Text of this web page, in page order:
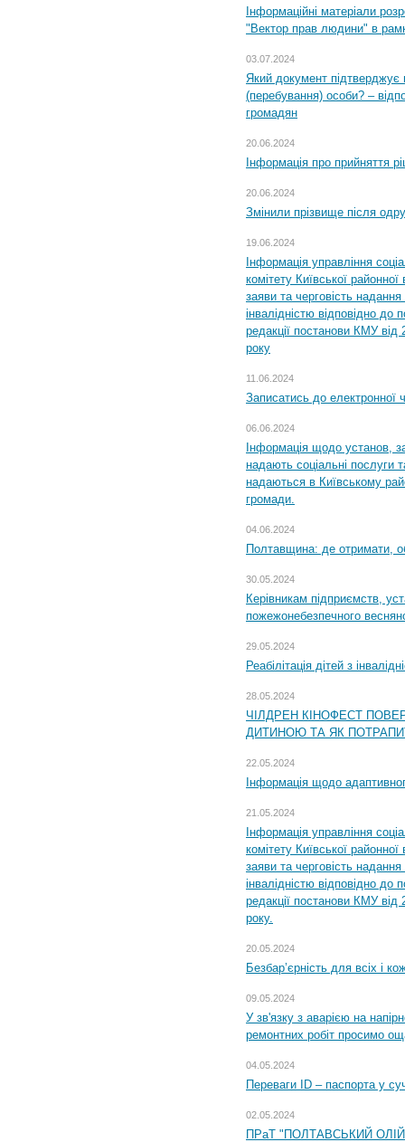
Інформаційні матеріали
"Вектор прав людини" в
03.07.2024
Який документ підтверджує
(перебування) особи? –
громадян
20.06.2024
Інформація про прийняття
20.06.2024
Змінили прізвище після
19.06.2024
Інформація управління
комітету Київської
заяви та черговість надання
інвалідністю відповідно
редакції постанови КМУ
року
11.06.2024
Записатись до електронної
06.06.2024
Інформація щодо установ,
надають соціальні послуги
надаються в Київському
громади.
04.06.2024
Полтавщина: де отримати,
30.05.2024
Керівникам підприємств,
пожежонебезпечного
29.05.2024
Реабілітація дітей з
28.05.2024
ЧІЛДРЕН КІНОФЕСТ
ДИТИНОЮ ТА ЯК
22.05.2024
Інформація щодо
21.05.2024
Інформація управління
комітету Київської
заяви та черговість надання
інвалідністю відповідно
редакції постанови КМУ від
року.
20.05.2024
Безбар’єрність для всіх і
09.05.2024
У зв'язку з аварією на
ремонтних робіт просимо
04.05.2024
Переваги ID – паспорта у
02.05.2024
ПРаТ "ПОЛТАВСЬКИЙ